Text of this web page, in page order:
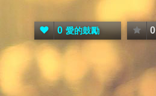
0 愛的鼓勵 0